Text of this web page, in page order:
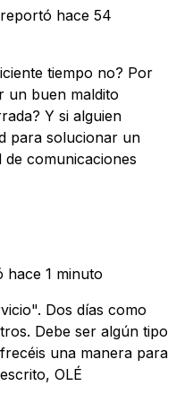
reportó hace 54
tiempo no? Por
un buen maldito
Y si alguien
para solucionar un
comunicaciones
hace 1 minuto
Dos días como
Debe ser algún tipo
una manera para
OLÉ